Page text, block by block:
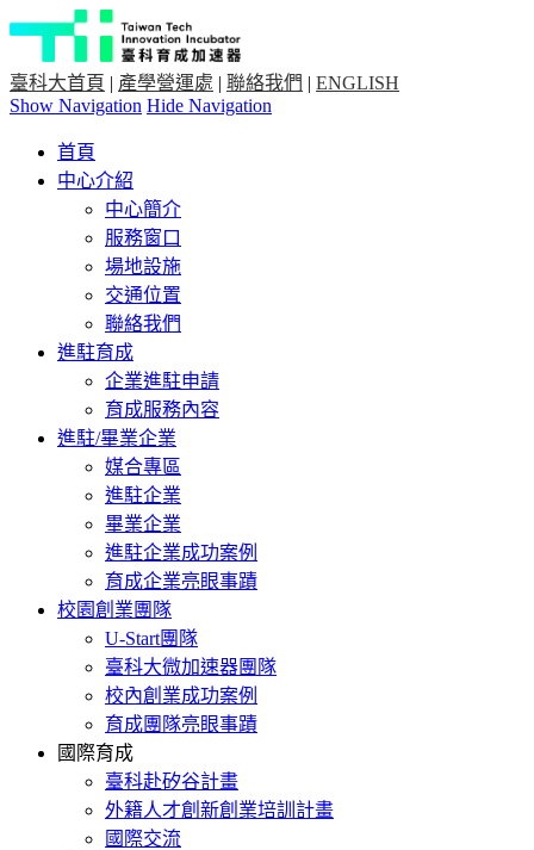
臺科大首頁 | 產學營運處 | 聯絡我們 | ENGLISH
Show Navigation Hide Navigation
首頁
中心介紹
中心簡介
服務窗口
場地設施
交通位置
聯絡我們
進駐育成
企業進駐申請
育成服務內容
進駐/畢業企業
媒合專區
進駐企業
畢業企業
進駐企業成功案例
育成企業亮眼事蹟
校園創業團隊
U-Start團隊
臺科大微加速器團隊
校內創業成功案例
育成團隊亮眼事蹟
國際育成
臺科赴矽谷計畫
外籍人才創新創業培訓計畫
國際交流